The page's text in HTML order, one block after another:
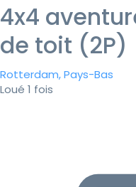
4x4
de toit (2P)
Rotterdam, Pays-Bas
Loué 1 fois